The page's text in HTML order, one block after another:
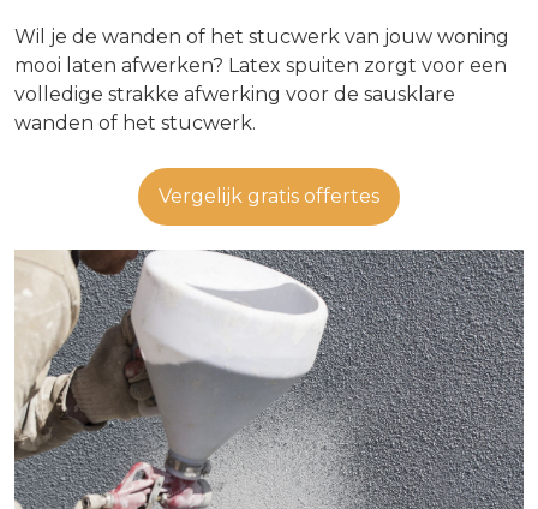
Wil je de wanden of het stucwerk van jouw woning
mooi laten afwerken? Latex spuiten zorgt voor een
volledige strakke afwerking voor de sausklare
wanden of het stucwerk.
Vergelijk gratis offertes